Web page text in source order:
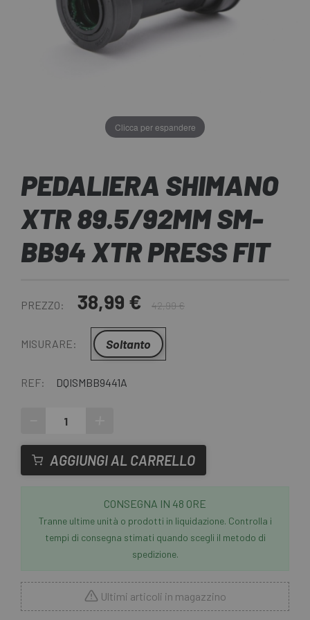
Clicca per espandere
PEDALIERA SHIMANO
XTR 89.5/92MM SM-
BB94 XTR PRESS FIT
PREZZO: 38,99 € 42,99 €
MISURARE: Soltanto
REF: DQISMBB9441A
AGGIUNGI AL CARRELLO
CONSEGNA IN 48 ORE
Tranne ultime unità o prodotti in liquidazione. Controlla i
tempi di consegna stimati quando scegli il metodo di
spedizione.
Ultimi articoli in magazzino